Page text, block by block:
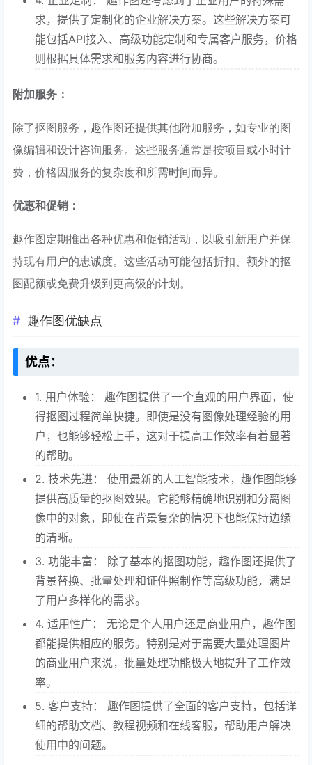
求，提供了定制化的企业解决方案。这些解决方案可
能包括API接入、高级功能定制和专属客户服务，价格
则根据具体需求和服务内容进行协商。
附加服务：
除了抠图服务，趣作图还提供其他附加服务，如专业的图
像编辑和设计咨询服务。这些服务通常是按项目或小时计
费，价格因服务的复杂度和所需时间而异。
优惠和促销：
趣作图定期推出各种优惠和促销活动，以吸引新用户并保
持现有用户的忠诚度。这些活动可能包括折扣、额外的抠
图配额或免费升级到更高级的计划。
趣作图优缺点
优点：
1. 用户体验： 趣作图提供了一个直观的用户界面，使
得抠图过程简单快捷。即使是没有图像处理经验的用
户，也能够轻松上手，这对于提高工作效率有着显著
的帮助。
2. 技术先进： 使用最新的人工智能技术，趣作图能够
提供高质量的抠图效果。它能够精确地识别和分离图
像中的对象，即使在背景复杂的情况下也能保持边缘
的清晰。
3. 功能丰富： 除了基本的抠图功能，趣作图还提供了
背景替换、批量处理和证件照制作等高级功能，满足
了用户多样化的需求。
4. 适用性广： 无论是个人用户还是商业用户，趣作图
都能提供相应的服务。特别是对于需要大量处理图片
的商业用户来说，批量处理功能极大地提升了工作效
率。
5. 客户支持： 趣作图提供了全面的客户支持，包括详
细的帮助文档、教程视频和在线客服，帮助用户解决
使用中的问题。